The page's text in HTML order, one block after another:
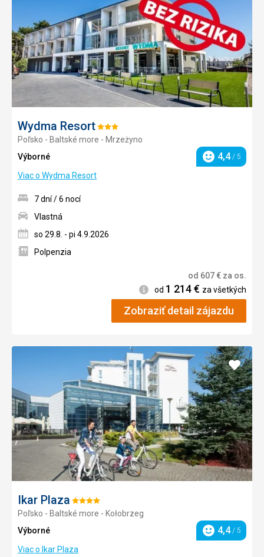
Wydma ResortHodnotenie:
3/5
Poľsko - Baltské more - Mrzeżyno
Výborné
Hodnotenie
4,4/ 5
Viac o Wydma Resort
7 dní / 6 nocí
Vlastná
so 29.8. - pi 4.9.2026
Polpenzia
od 607€ za os.
Informácie
od 1 214€ za všetkých
Zobraziť detail zájazdu
Ikar Plaza Hodnotenie:
4/5
Poľsko - Baltské more - Kołobrzeg
Výborné
Hodnotenie
4,4/ 5
Viac o Ikar Plaza
Pridať
do